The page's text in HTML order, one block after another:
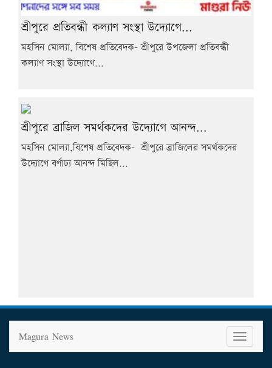
শ্রীপুরে প্রতিবন্ধী কল্যাণ সংস্থা উদ্যোগে...
মহসিন মোল্যা, বিশেষ প্রতিবেদক- শ্রীপুরে উপজেলা প্রতিবন্ধী
কল্যাণ সংস্থা উদ্যোগে...
শ্রীপুরে ব্রাজিল সমর্থকদের উদ্যোগে আনন্দ...
মহসিন মোল্যা,বিশেষ প্রতিবেদক- শ্রীপুরে ব্রাজিলের সমর্থকদের
উদ্যোগে বর্ণাঢ্য আনন্দ মিছিল...
T
o
g
l
Magura News